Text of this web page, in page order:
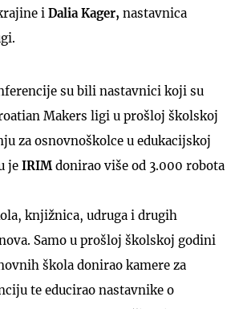
i Dalia Kager, nastavnica
su bili nastavnici koji su
Makers ligi u prošloj školskoj
za osnovnoškolce u edukacijskoj
je IRIM donirao više od 3.000 robota
knjižnica, udruga i drugih
Samo u prošloj školskoj godini
škola donirao kamere za
te educirao nastavnike o